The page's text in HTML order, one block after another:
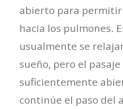
abierto para permitir
hacia los pulmones.
usualmente se
sueño, pero el
suficientemente
continúe el paso del